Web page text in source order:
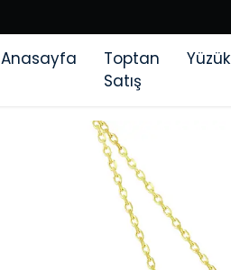
Anasayfa
Toptan
Satış
Yüzük